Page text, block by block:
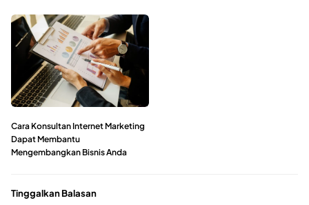
Cara Konsultan Internet Marketing
Dapat Membantu
Mengembangkan Bisnis Anda
Tinggalkan Balasan